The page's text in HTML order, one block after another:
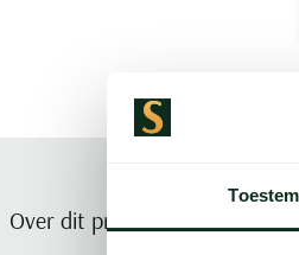
Over dit product